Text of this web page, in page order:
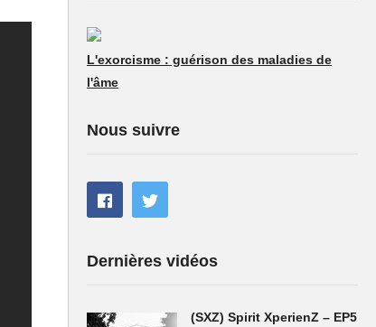
L'exorcisme : guérison des maladies de
l'âme
Nous suivre
Dernières vidéos
(SXZ) Spirit XperienZ – EP5